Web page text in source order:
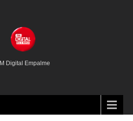
Digital Empalme